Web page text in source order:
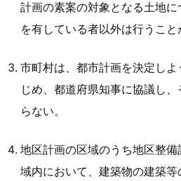
計画の素案の対象となる土地
を有している者以外は行うこと
市町村は、都市計画を決定し
じめ、都道府県知事に協議し
らない。
地区計画の区域のうち地区整
域内において、建築物の建築